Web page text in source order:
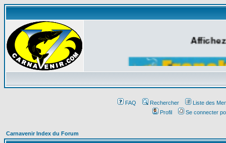
FAQ Rechercher
Liste des
Profil
Se connecter
Carnavenir Index du Forum